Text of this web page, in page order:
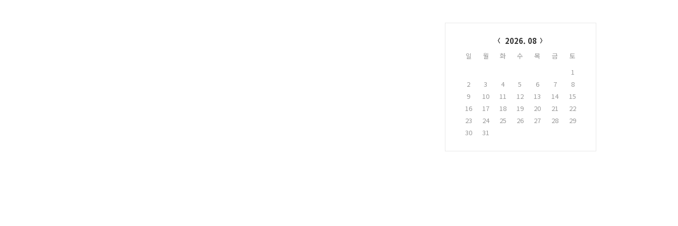
2026. 08
일 월 화 수 목 금
토
1
2
3 4 5 6 7
8
9
10 11 12 13 14
15
16
17 18 19 20 21
22
23
24 25 26 27 28
29
30
31